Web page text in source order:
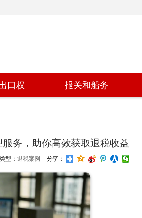
口权 报关和船务
务，助你高效获取退税收益
类型： 退税案例 分享：